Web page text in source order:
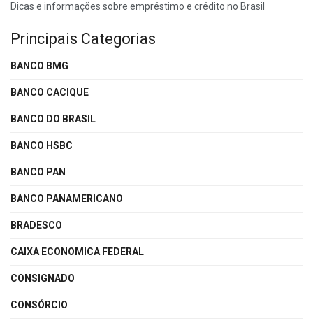
Dicas e informações sobre empréstimo e crédito no Brasil
Principais Categorias
BANCO BMG
BANCO CACIQUE
BANCO DO BRASIL
BANCO HSBC
BANCO PAN
BANCO PANAMERICANO
BRADESCO
CAIXA ECONOMICA FEDERAL
CONSIGNADO
CONSÓRCIO